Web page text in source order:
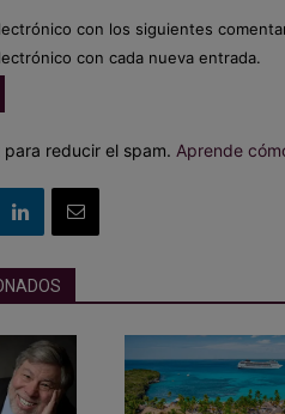
con los siguientes
con cada nueva entrada.
para reducir el spam. Aprende